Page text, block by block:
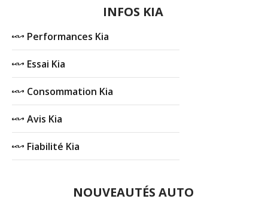
INFOS KIA
Performances Kia
Essai Kia
Consommation Kia
Avis Kia
Fiabilité Kia
NOUVEAUTÉS AUTO